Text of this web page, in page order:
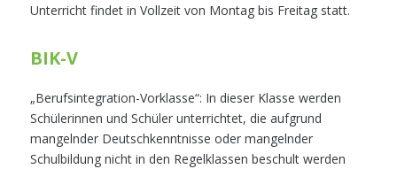
Unterricht findet in Vollzeit von Montag bis Freitag statt.
BIK-V
„Berufsintegration-Vorklasse“: In dieser Klasse werden
Schülerinnen und Schüler unterrichtet, die aufgrund
mangelnder Deutschkenntnisse oder mangelnder
Schulbildung nicht in den Regelklassen beschult werden